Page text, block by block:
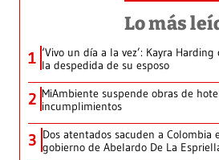
Lo más
1 ‘Vivo un día a la vez’: Kayra
la despedida de su esposo
2 MiAmbiente suspende obras de
incumplimientos
3 Dos atentados sacuden a
gobierno de Abelardo De La